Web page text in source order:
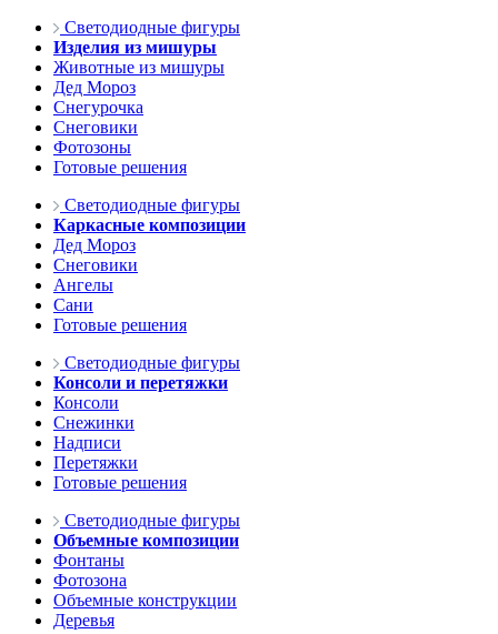
Светодиодные фигуры
Изделия из мишуры
Животные из мишуры
Дед Мороз
Снегурочка
Снеговики
Фотозоны
Готовые решения
Светодиодные фигуры
Каркасные композиции
Дед Мороз
Снеговики
Ангелы
Сани
Готовые решения
Светодиодные фигуры
Консоли и перетяжки
Консоли
Снежинки
Надписи
Перетяжки
Готовые решения
Светодиодные фигуры
Объемные композиции
Фонтаны
Фотозона
Объемные конструкции
Деревья